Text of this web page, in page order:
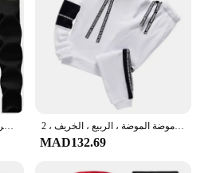
2023 جديد الشتاء سميكة الرجال بدلة رياضية رياضية مقنعين ملابس رياضية سستة سترة مقنعين السراويل الصوفية السراويل مجموعة الرجال عادية طقم بدلة رياضية غير رسمية للرجال ، بدلة رياضية مريحة ، مقاس كبير ، أسود وأبيض ، موضة الموضة ، الربيع ، الخريف ، 2
MAD132.69